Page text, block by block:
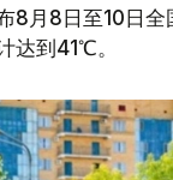
8月8日至10日
达到41℃。